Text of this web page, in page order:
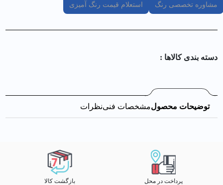
مشاوره تخصصی رنگ استعلام قیمت رنگ آمیزی
دسته بندی کالا‌ها :
توضیحات محصولمشخصات فنینظرات
پرداخت در محل بازگشت کالا